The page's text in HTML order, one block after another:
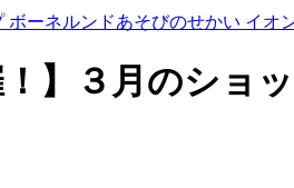
ボーネルンドあそびのせかい イオ
！】３月のショ